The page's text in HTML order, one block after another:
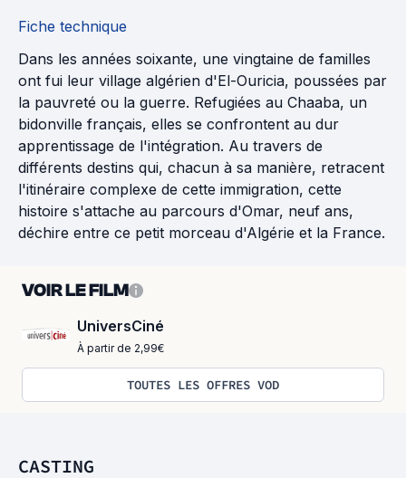
Fiche technique
Dans les années soixante, une vingtaine de familles
ont fui leur village algérien d'El-Ouricia, poussées par
la pauvreté ou la guerre. Refugiées au Chaaba, un
bidonville français, elles se confrontent au dur
apprentissage de l'intégration. Au travers de
différents destins qui, chacun à sa manière, retracent
l'itinéraire complexe de cette immigration, cette
histoire s'attache au parcours d'Omar, neuf ans,
déchire entre ce petit morceau d'Algérie et la France.
VOIR LE FILM
UniversCiné
À partir de 2,99€
TOUTES LES OFFRES VOD
CASTING